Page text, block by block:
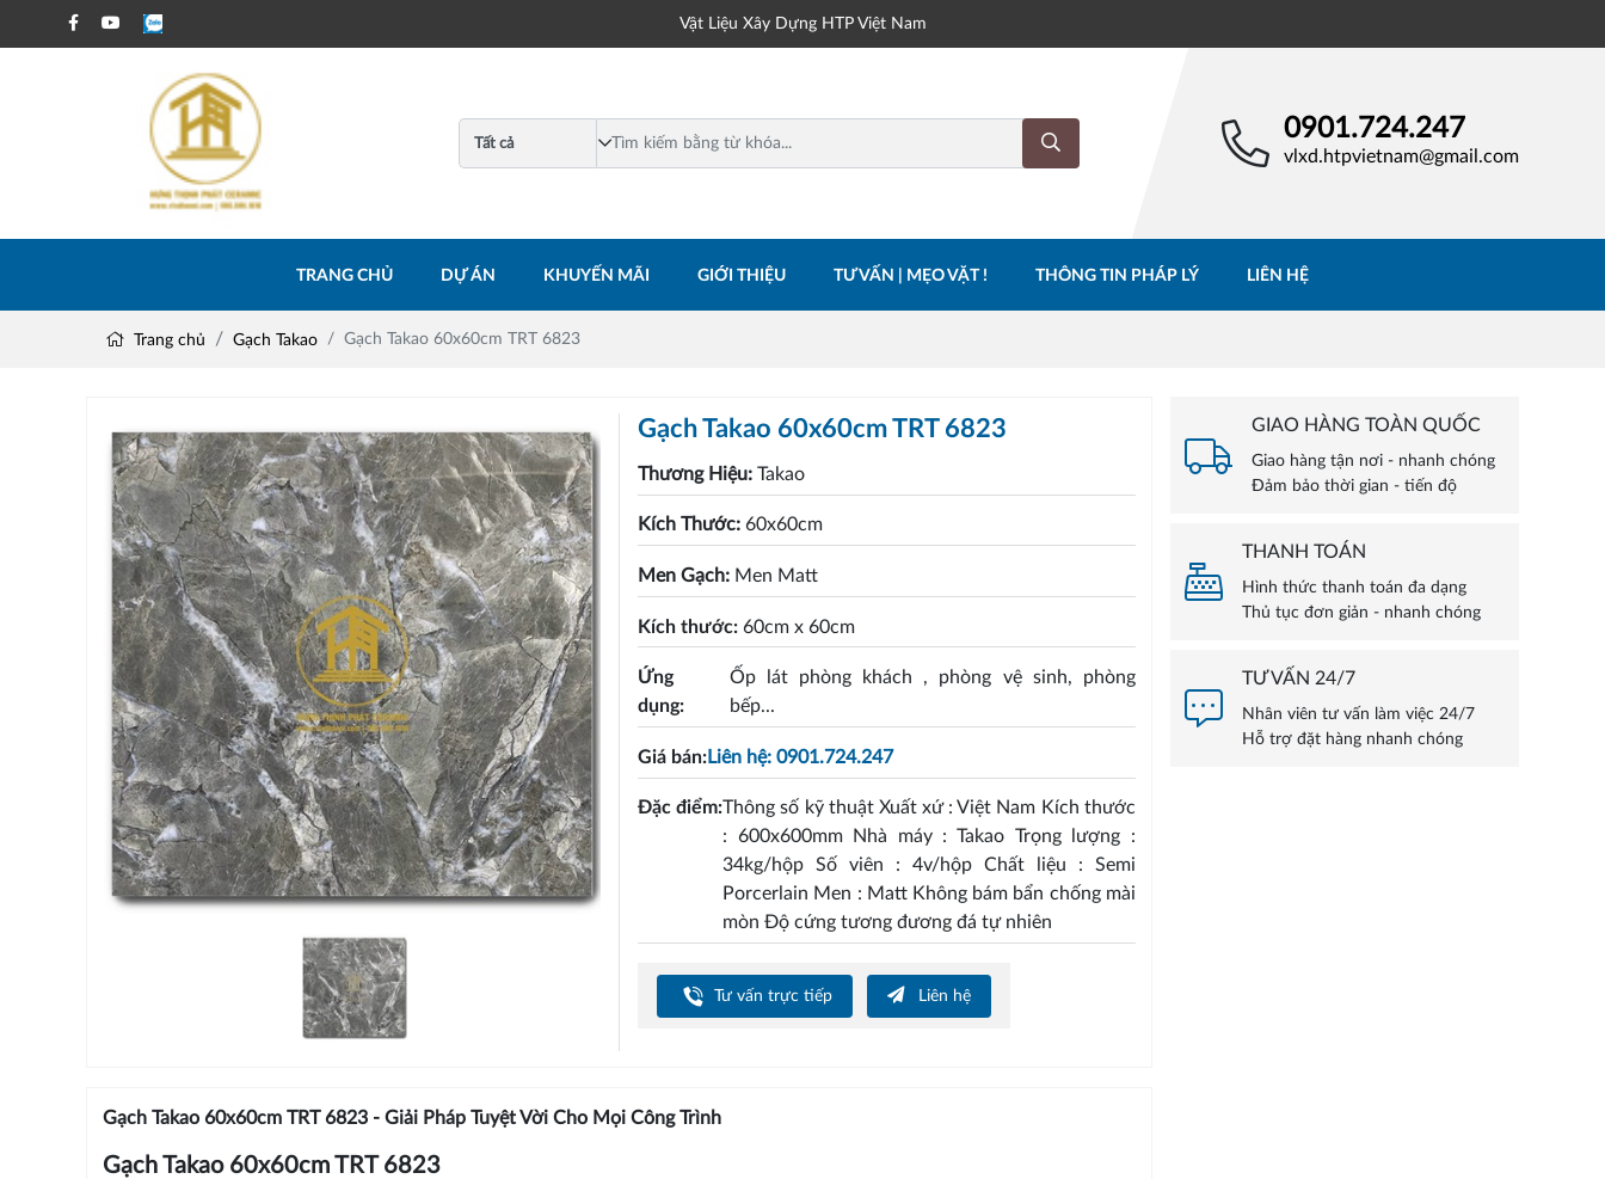
Vật Liệu Xây Dựng HTP Việt Nam
0901.724.247
vlxd.htpvietnam@gmail.com
TRANG CHỦ DỰ ÁN KHUYẾN MÃI GIỚI THIỆU TƯ VẤN | MẸO VẶT ! THÔNG TIN PHÁP LÝ LIÊN HỆ
Trang chủ Gạch Takao Gạch Takao 60x60cm TRT 6823
Gạch Takao 60x60cm TRT 6823
Thương Hiệu:Takao
Kích Thước:60x60cm
Men Gạch: Men Matt
Kích thước:60cm x 60cm
Ứng
dụng:
Ốp lát phòng khách , phòng vệ sinh, phòng
bếp...
Giá bán:Liên hệ: 0901.724.247
Đặc điểm:Thông số kỹ thuật Xuất xứ : Việt Nam Kích thước
: 600x600mm Nhà máy : Takao Trọng lượng :
34kg/hộp Số viên : 4v/hộp Chất liệu : Semi
Porcerlain Men : Matt Không bám bẩn chống mài
mòn Độ cứng tương đương đá tự nhiên
Tư vấn trực tiếp Liên hệ
Gạch Takao 60x60cm TRT 6823 - Giải Pháp Tuyệt Vời Cho Mọi Công Trình
Gạch Takao 60x60cm TRT 6823
GIAO HÀNG TOÀN QUỐC
Giao hàng tận nơi - nhanh chóng
Đảm bảo thời gian - tiến độ
THANH TOÁN
Hình thức thanh toán đa dạng
Thủ tục đơn giản - nhanh chóng
TƯ VẤN 24/7
Nhân viên tư vấn làm việc 24/7
Hỗ trợ đặt hàng nhanh chóng